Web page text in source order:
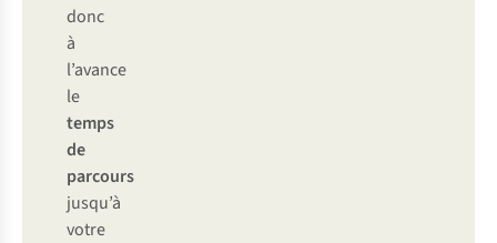
donc
à
l’avance
le
temps
de
parcours
jusqu’à
votre